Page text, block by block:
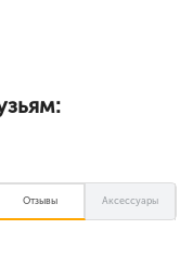
Отзывы Аксессуары